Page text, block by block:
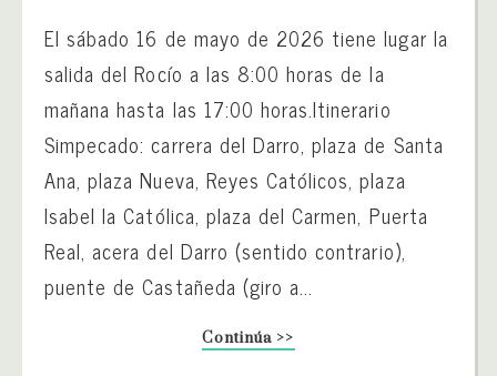
El sábado 16 de mayo de 2026 tiene lugar la
salida del Rocío a las 8:00 horas de la
mañana hasta las 17:00 horas.Itinerario
Simpecado: carrera del Darro, plaza de Santa
Ana, plaza Nueva, Reyes Católicos, plaza
Isabel la Católica, plaza del Carmen, Puerta
Real, acera del Darro (sentido contrario),
puente de Castañeda (giro a...
Continúa >>